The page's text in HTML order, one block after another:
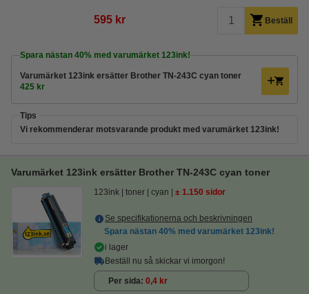
595 kr Beställ
Spara nästan 40% med varumärket 123ink!
Varumärket 123ink ersätter Brother TN-243C cyan toner
425 kr
Tips
Vi rekommenderar motsvarande produkt med varumärket 123ink!
Varumärket 123ink ersätter Brother TN-243C cyan toner
123ink toner cyan ± 1.150 sidor
Se specifikationerna och beskrivningen
Spara nästan 40% med varumärket 123ink!
i lager
Beställ nu så skickar vi imorgon!
Per sida 0,4 kr